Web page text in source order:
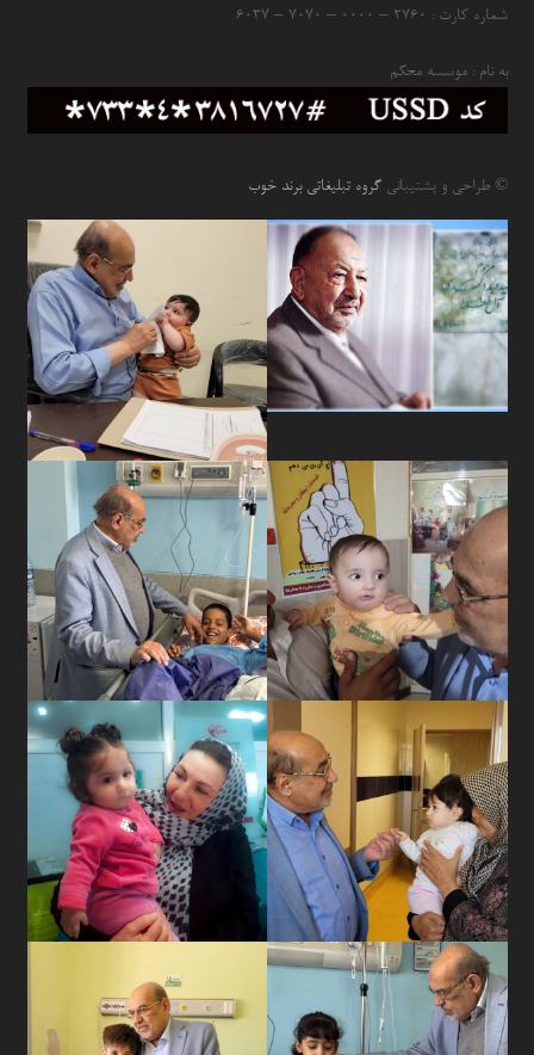
شماره کارت : ۲۷۶۰ – ۰۰۰۰ – ۷۰۷۰ – ۶۰۳۷
به نام : موسسه محکم
© طراحی و پشتیبانیگروه تبلیغاتی برند خوب